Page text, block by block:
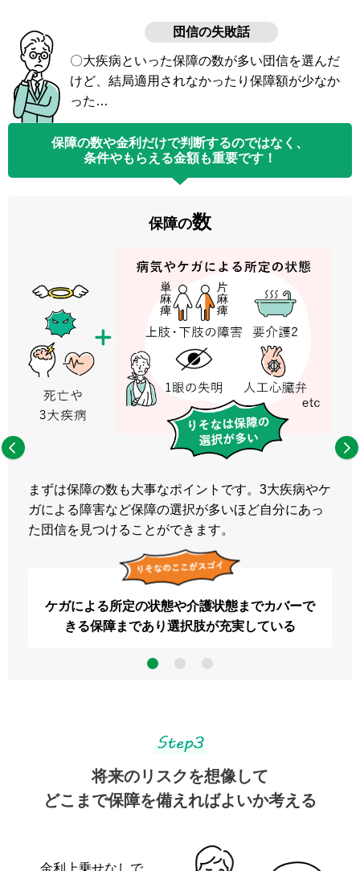
団信の失敗話
〇大疾病といった保障の数が多い団信を選んだ
けど、 結局適用されなかったり保障額が少なか
った…
保障の数や金利だけで判断するのではなく、
条件やもらえる金額も重要です！
保障の数
まずは保障の数も大事なポイントです。3大疾病やケ
ガによる障害など保障の選択が多いほど自分にあっ
た団信を見つけることができます。
ケガによる所定の状態や介護状態までカバーで
きる保障まであり選択肢が充実している
将来のリスクを想像して
どこまで保障を備えればよいか考える